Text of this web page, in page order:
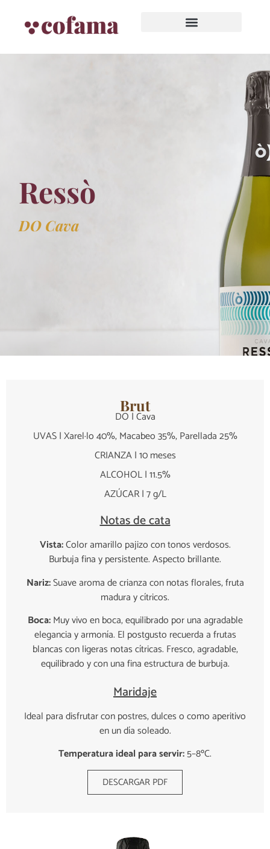
Ressò
DO Cava
Brut
DO | Cava
UVAS | Xarel·lo 40%, Macabeo 35%, Parellada 25%
CRIANZA | 10 meses
ALCOHOL | 11.5%
AZÚCAR | 7 g/L
Notas de cata
Vista:Color amarillo pajizo con tonos verdosos.
Burbuja fina y persistente. Aspecto brillante.
Nariz:Suave aroma de crianza con notas florales, fruta
madura y cítricos.
Boca:Muy vivo en boca, equilibrado por una agradable
elegancia y armonía. El postgusto recuerda a frutas
blancas con ligeras notas cítricas. Fresco, agradable,
equilibrado y con una fina estructura de burbuja.
Maridaje
Ideal para disfrutar con postres, dulces o como aperitivo
en un día soleado.
Temperatura ideal para servir:5–8ºC.
DESCARGAR PDF